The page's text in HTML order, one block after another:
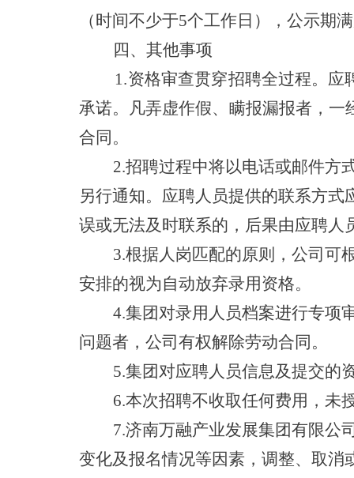
（时间不少于5个工作日），公示期
四、其他事项
1.资格审查贯穿招聘全过程。 应
承诺。 凡弄虚作假、 瞒报漏报者，一
合同。
2.招聘过程中将以电话或邮件方
另行通知。应聘人员提供的联系方
误或无法及时联系的，后果由应聘人
3.根据人岗匹配的原则，公司 可
安排的视为自动放弃录用资格。
4.集团对录用人员档案进行专项
问题者，公司有权解除劳动合同。
5.集团对应聘人员信息及提交的
6.本次招聘不收取任何费用，未
7.济南万融产业发展集团有限公
变化及报名情况等因素，调整、取消